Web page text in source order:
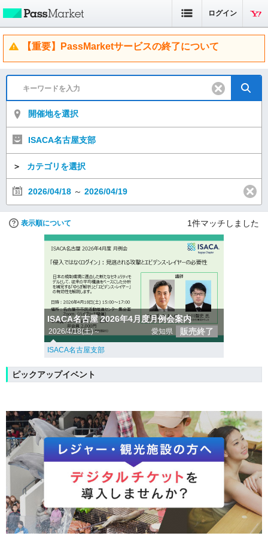
ログイン
【重要】PassMarketサービスの終了について
開催地を選択
ISACA名古屋支部
＞ カテゴリを選択
2026/04/18 ～ 2026/04/19
表示順について 1件マッチしました
ISACA名古屋 2026年4月度月例会案内
2026/4/18(土)～ 愛知県 販売終了
ISACA名古屋支部
ピックアップイベント